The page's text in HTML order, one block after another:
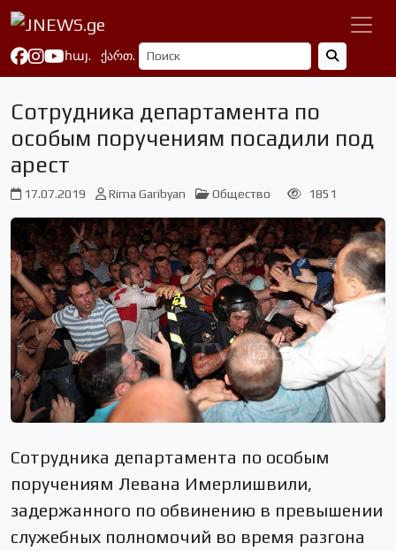
հայ. ქართ.
Сотрудника департамента по
особым поручениям посадили под
арест
17.07.2019 Rima Garibyan Общество 1851
Сотрудника департамента по особым
поручениям Левана Имерлишвили,
задержанного по обвинению в превышении
служебных полномочий во время разгона